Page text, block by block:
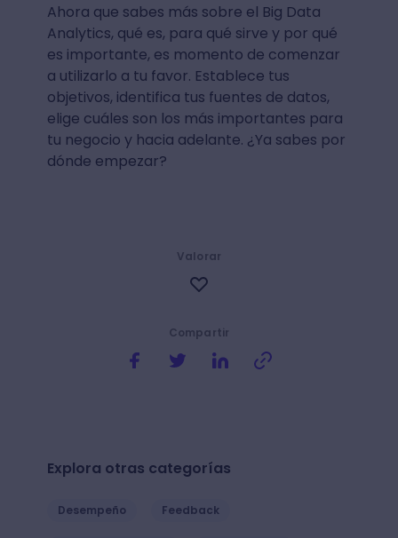
Ahora que sabes más sobre el Big Data
Analytics, qué es, para qué sirve y por qué
es importante, es momento de comenzar
a utilizarlo a tu favor. Establece tus
objetivos, identifica tus fuentes de datos,
elige cuáles son los más importantes para
tu negocio y hacia adelante. ¿Ya sabes por
dónde empezar?
Compartir
Valorar
Explora otras categorías
Desempeño Feedback